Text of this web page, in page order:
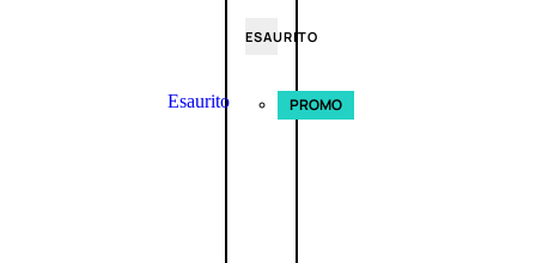
ESAURITO
Esaurito PROMO